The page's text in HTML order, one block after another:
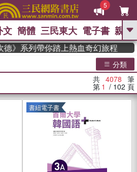
5
GO
高希均教授回憶錄
、 The Odyssey 、 父親節 、 如果歷
、 國際布克
獎 臺灣漫遊錄 、 方念華 、 台灣的李
登輝時代 、 數學女孩：黎曼猜想
偉大的迷走神經
文 簡體 三民東大 電子書 親子
列帶你踏上熱血奇幻旅程
分類
共 4078 筆
第 1 / 102 頁
書紐電子書